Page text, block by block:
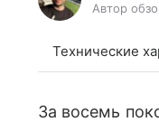
Автор
Технические
За восемь